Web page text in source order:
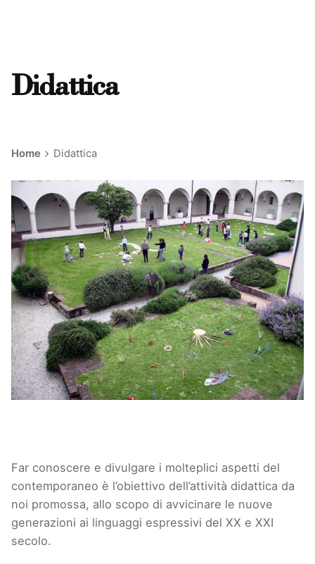
Didattica
Home Didattica
Far conoscere e divulgare i molteplici aspetti del
contemporaneo è l’obiettivo dell’attività didattica da
noi promossa, allo scopo di avvicinare le nuove
generazioni ai linguaggi espressivi del XX e XXI
secolo.